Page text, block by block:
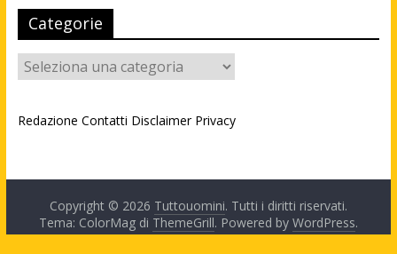
Categorie
Categorie
Redazione Contatti Disclaimer Privacy
Copyright © 2026 Tuttouomini. Tutti i diritti riservati.
Tema: ColorMag di ThemeGrill. Powered by WordPress.